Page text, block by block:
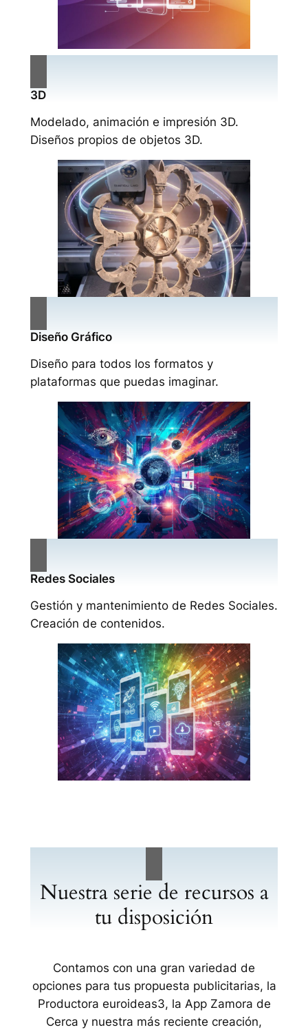
3D
Modelado, animación e impresión 3D.
Diseños propios de objetos 3D.
Diseño Gráfico
Diseño para todos los formatos y
plataformas que puedas imaginar.
Redes Sociales
Gestión y mantenimiento de Redes Sociales.
Creación de contenidos.
Nuestra serie de recursos a
tu disposición
Contamos con una gran variedad de
opciones para tus propuesta publicitarias, la
Productora euroideas3, la App Zamora de
Cerca y nuestra más reciente creación,